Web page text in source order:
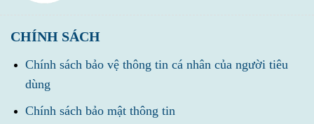
CHÍNH SÁCH
Chính sách bảo vệ thông tin cá nhân của người tiêu
dùng
Chính sách bảo mật thông tin